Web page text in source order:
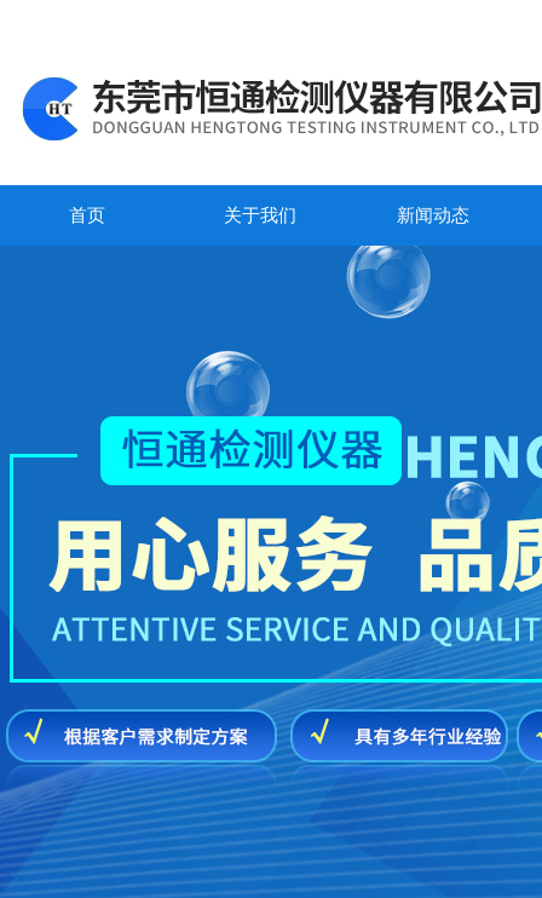
首页 关于我们 新闻动态